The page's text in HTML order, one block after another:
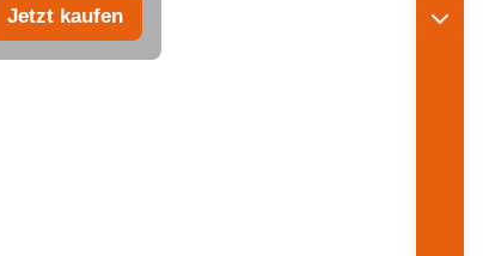
Jetzt kaufen